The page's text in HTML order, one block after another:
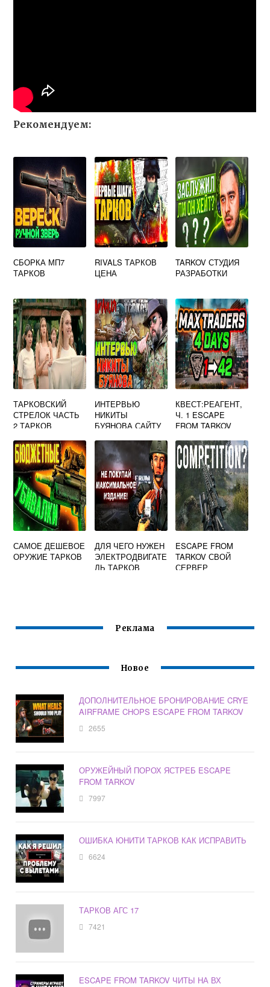
Рекомендуем:
СБОРКА МП7
ТАРКОВ
RIVALS ТАРКОВ
ЦЕНА
TARKOV СТУДИЯ
РАЗРАБОТКИ
ТАРКОВСКИЙ
СТРЕЛОК ЧАСТЬ
2 ТАРКОВ
ИНТЕРВЬЮ
НИКИТЫ
БУЯНОВА САЙТУ
ESCAPE FROM
TARKOV
КВЕСТ:РЕАГЕНТ,
Ч. 1 ESCAPE
FROM TARKOV
САМОЕ ДЕШЕВОЕ
ОРУЖИЕ ТАРКОВ
ДЛЯ ЧЕГО НУЖЕН
ЭЛЕКТРОДВИГАТЕ
ЛЬ ТАРКОВ
ESCAPE FROM
TARKOV СВОЙ
СЕРВЕР
Реклама
Новое
ДОПОЛНИТЕЛЬНОЕ БРОНИРОВАНИЕ CRYE
AIRFRAME CHOPS ESCAPE FROM TARKOV
2655
ОРУЖЕЙНЫЙ ПОРОХ ЯСТРЕБ ESCAPE
FROM TARKOV
7997
ОШИБКА ЮНИТИ ТАРКОВ КАК ИСПРАВИТЬ
6624
ТАРКОВ АГС 17
7421
ESCAPE FROM TARKOV ЧИТЫ НА ВХ